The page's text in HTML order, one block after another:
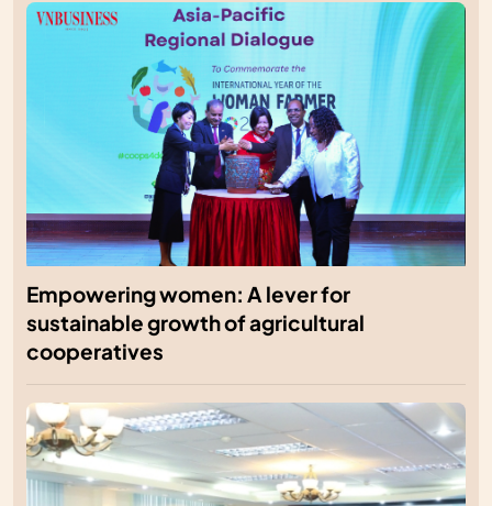
Empowering women: A lever for
sustainable growth of agricultural
cooperatives